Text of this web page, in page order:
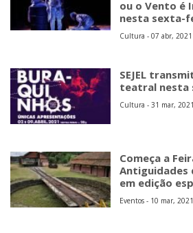
ou o Vento é
nesta sexta-
Cultura - 07 abr, 2021
SEJEL
teatral nesta
Cultura - 31 mar, 2021
Começa a
Antiguidades
em edição
Eventos - 10 mar, 2021